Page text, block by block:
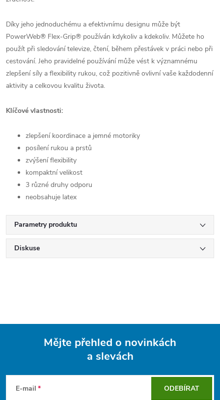
Díky jeho jednoduchému a efektivnímu designu může být
PowerWeb® Flex-Grip® používán kdykoliv a kdekoliv. Můžete ho
použít při sledování televize, čtení, během přestávek v práci nebo při
cestování. Jeho pravidelné používání může vést k významnému
zlepšení síly a flexibility rukou, což pozitivně ovlivní vaše každodenní
aktivity a celkovou kvalitu života.
Klíčové vlastnosti:
zlepšení koordinace a jemné motoriky
posílení rukou a prstů
zvýšení flexibility
kompaktní velikost
3 různé druhy odporu
neobsahuje latex
Parametry produktu
Diskuse
Mějte přehled o novinkách
a slevách
E-mail ODEBÍRAT